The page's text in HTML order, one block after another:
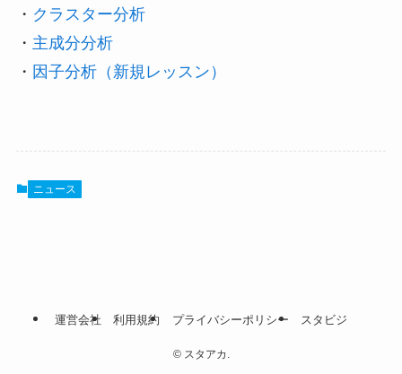
・ クラスター分析
・ 主成分分析
・ 因子分析（新規レッスン）
ニュース
運営会社 利用規約 プライバシーポリシー スタビジ
©スタアカ.